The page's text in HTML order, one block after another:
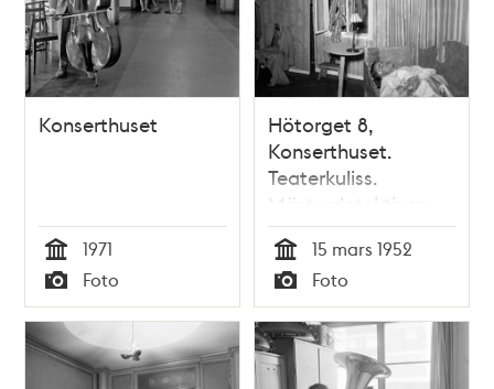
Konserthuset
Tid
1971
Typ
Foto
Hötorget 8,
Konserthuset.
Teaterkuliss.
Mästerdetektiven
Blomkvist spelas. I
fönstret Kalle
Blomkvist spelad av
Örjan Ekman
Tid
15 mars 1952
Typ
Foto